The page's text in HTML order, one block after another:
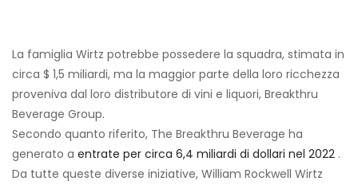
La famiglia Wirtz potrebbe possedere la squadra, stimata in
circa $ 1,5 miliardi, ma la maggior parte della loro ricchezza
proveniva dal loro distributore di vini e liquori, Breakthru
Beverage Group.
Secondo quanto riferito, The Breakthru Beverage ha
generato a entrate per circa 6,4 miliardi di dollari nel 2022 .
Da tutte queste diverse iniziative, William Rockwell Wirtz